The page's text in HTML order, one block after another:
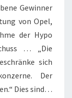
Gewinner
von Opel,
der Hypo
… „Die
sich
Der
Dies sind…